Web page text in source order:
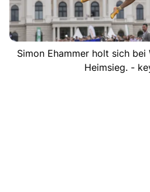
Simon Ehammer holt sich
Heimsieg. -